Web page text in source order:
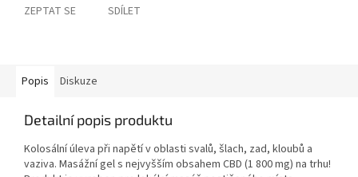
ZEPTAT SE SDÍLET
Popis Diskuze
Detailní popis produktu
Kolosální úleva při napětí v oblasti svalů, šlach, zad, kloubů a
vaziva. Masážní gel s nejvyšším obsahem CBD (1 800 mg) na trhu!